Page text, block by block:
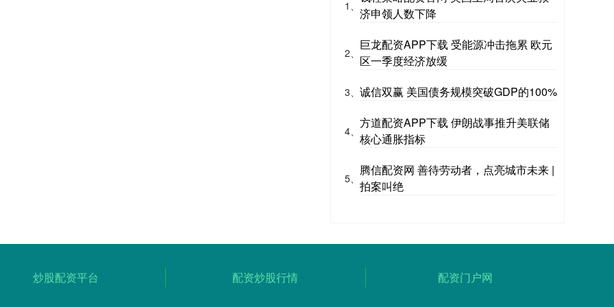
1、 济申领人数下降
2、
巨龙配资APP下载 受能源冲击拖累 欧元
区一季度经济放缓
3、 诚信双赢 美国债务规模突破GDP的100%
4、
方道配资APP下载 伊朗战事推升美联储
核心通胀指标
5、
腾信配资网 善待劳动者，点亮城市未来 |
拍案叫绝
炒股配资平台 配资炒股行情 配资门户网